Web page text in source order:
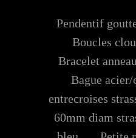
Pendentif
Boucles
Bracelet
Bague
entrecroises
60mm diam